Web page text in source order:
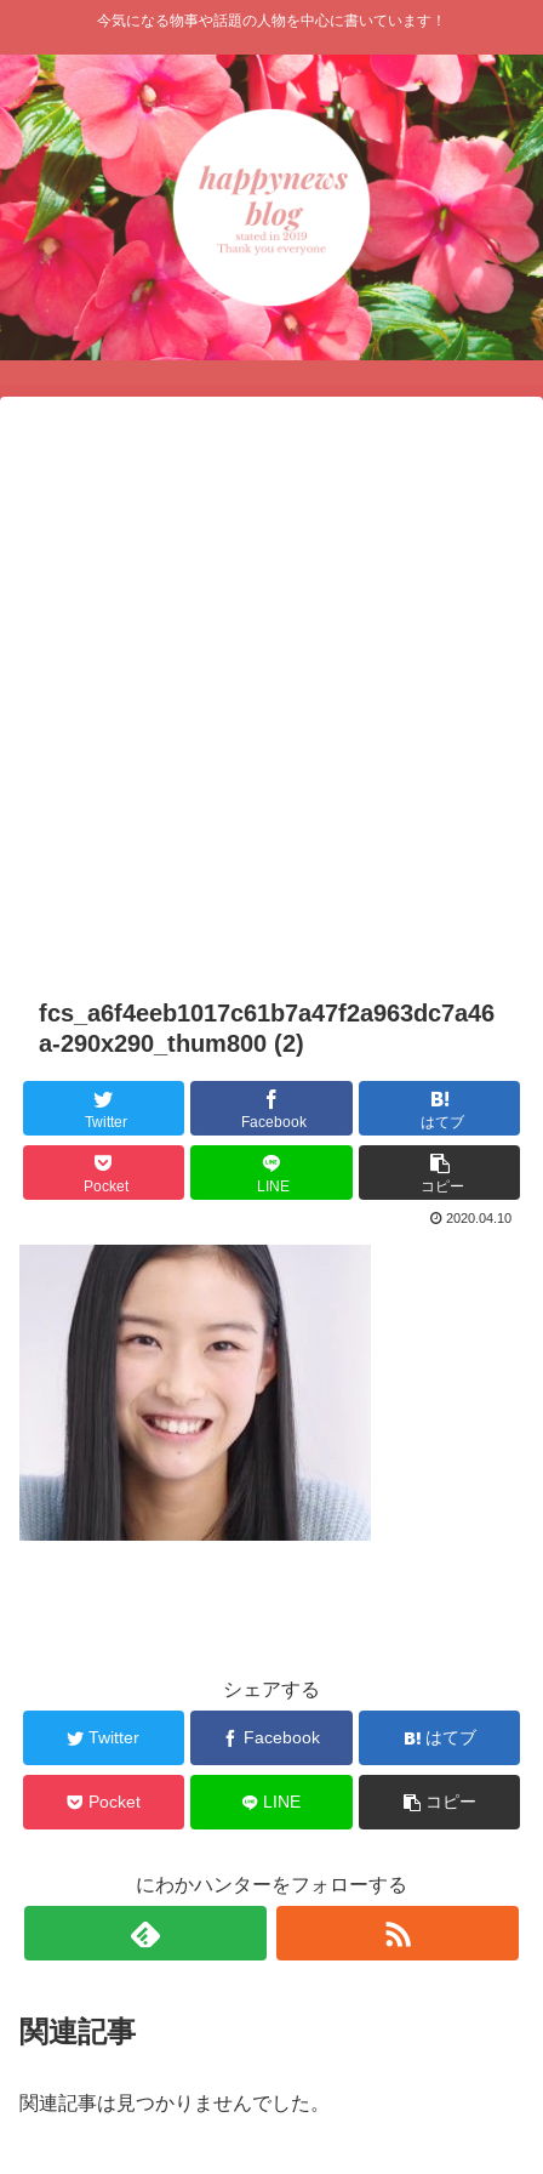
今気になる物事や話題の人物を中心に書いています！
fcs_a6f4eeb1017c61b7a47f2a963dc7a46
a-290x290_thum800 (2)
Twitter Facebook はてブ
Pocket LINE コピー
2020.04.10
シェアする
Twitter Facebook はてブ
Pocket LINE コピー
にわかハンターをフォローする
関連記事
関連記事は見つかりませんでした。